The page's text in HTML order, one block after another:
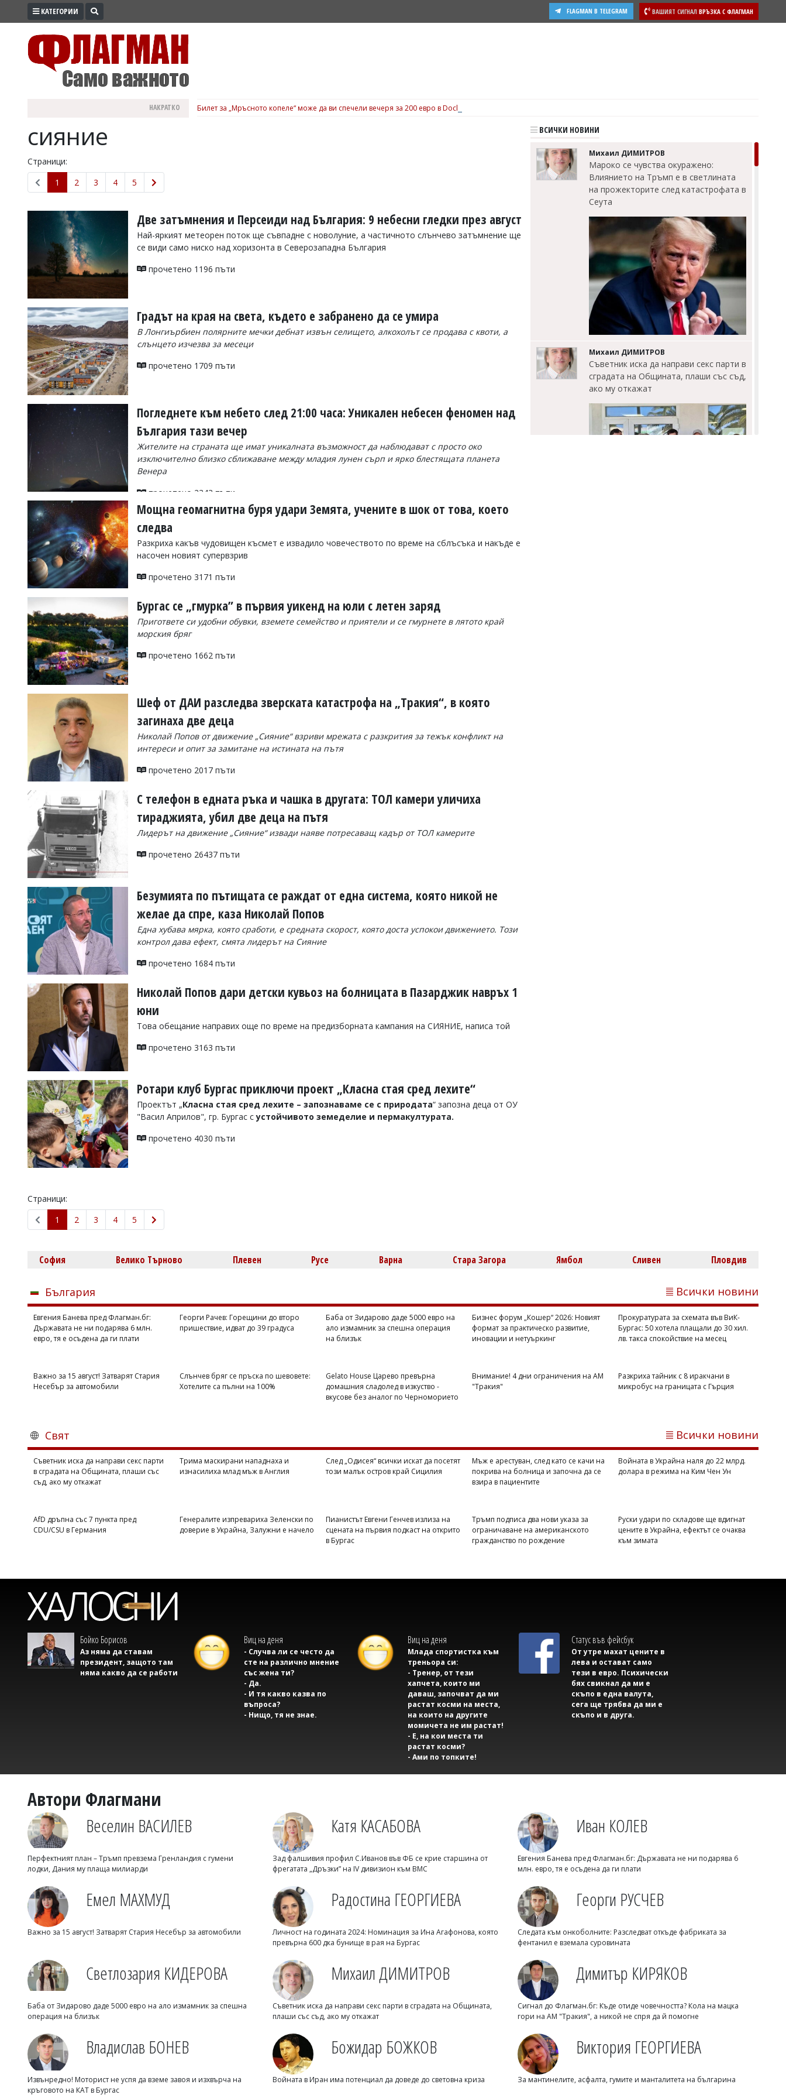
ПРОМО
ЗДРАВЕ
ПОЛИТИКА
ОБЩИНИ
ОБЩЕСТВО
ЛАЙФСТАЙЛ
УКРАЙНА
РАЗСЛЕДВАНЕ
БИЗНЕС
Управители:
Веселин
Василев,
v.vasilev@flagman.bg
Касабова,
k.kassabova@flagman.bg
Главен
редактор:
Колев,
office@flagman.bg
Коментарите
статиите
въвеждат
читателите
редакцията
отговорност
откриете
сигнализирайте
КАТЕГОРИИ ВАШИЯТ СИГНАЛ ВРЪЗКА С ФЛАГМАН
FLAGMAN В TELEGRAM
НАКРАТКО Билет за „Мръсното копеле“ може да ви спечели вечеря за 200 евро в Dock 5, вижте подробности
сияние
Страници:
1
2 3 4 5
Две затъмнения и Персеиди над България: 9 небесни гледки през август
Най-яркият метеорен поток ще съвпадне с новолуние, а частичното слънчево затъмнение ще
се види само ниско над хоризонта в Северозападна България
прочетено 1196 пъти
Градът на края на света, където е забранено да се умира
В Лонгиърбиен полярните мечки дебнат извън селището, алкохолът се продава с квоти, а
слънцето изчезва за месеци
прочетено 1709 пъти
Погледнете към небето след 21:00 часа: Уникален небесен феномен над
България тази вечер
Жителите на страната ще имат уникалната възможност да наблюдават с просто око
изключително близко сближаване между младия лунен сърп и ярко блестящата планета
Венера
прочетено 2343 пъти
Мощна геомагнитна буря удари Земята, учените в шок от това, което
следва
Разкриха какъв чудовищен късмет е извадило човечеството по време на сблъсъка и накъде е
насочен новият супервзрив
прочетено 3171 пъти
Бургас се „гмурка” в първия уикенд на юли с летен заряд
Пригответе си удобни обувки, вземете семейство и приятели и се гмурнете в лятото край
морския бряг
прочетено 1662 пъти
Шеф от ДАИ разследва зверската катастрофа на „Тракия“, в която
загинаха две деца
Николай Попов от движение „Сияние“ взриви мрежата с разкрития за тежък конфликт на
интереси и опит за замитане на истината на пътя
прочетено 2017 пъти
С телефон в едната ръка и чашка в другата: ТОЛ камери уличиха
тираджията, убил две деца на пътя
Лидерът на движение „Сияние“ извади наяве потресаващ кадър от ТОЛ камерите
прочетено 26437 пъти
Безумията по пътищата се раждат от една система, която никой не
желае да спре, каза Николай Попов
Една хубава мярка, която сработи, е средната скорост, която доста успокои движението. Този
контрол дава ефект, смята лидерът на Сияние
прочетено 1684 пъти
Николай Попов дари детски кувьоз на болницата в Пазарджик навръх 1
юни
Това обещание направих още по време на предизборната кампания на СИЯНИЕ, написа той
прочетено 3163 пъти
Ротари клуб Бургас приключи проект „Класна стая сред лехите“
Проектът „Класна стая сред лехите – запознаваме се с природата“ запозна деца от ОУ
"Васил Априлов", гр. Бургас сустойчивото земеделие и пермакултурата.
прочетено 4030 пъти
Страници:
1
2 3 4 5
ВСИЧКИ НОВИНИ
Михаил ДИМИТРОВ
Мароко се чувства окуражено:
Влиянието на Тръмп е в светлината
на прожекторите след катастрофата в
Сеута
Михаил ДИМИТРОВ
Съветник иска да направи секс парти в
сградата на Общината, плаши със съд,
ако му откажат
Несебър за автомобили
Хотелите са пълни на 100%
Димитър КИРЯКОВ
Внимание! 4 дни ограничения на АМ
Емел МАХМУД
покрива на болница и започна да се
взира в пациентите
София Велико Търново Плевен Русе Варна Стара Загора Ямбол Сливен Пловдив
България Всички новини
Евгения Банева пред Флагман.бг:
Държавата не ни подарява 6 млн.
евро, тя е осъдена да ги плати
Георги Рачев: Горещини до второ
пришествие, идват до 39 градуса
Баба от Зидарово даде 5000 евро на
ало измамник за спешна операция
на близък
Бизнес форум „Кошер“ 2026: Новият
формат за практическо развитие,
иновации и нетуъркинг
Прокуратурата за схемата във ВиК-
Бургас: 50 хотела плащали до 30 хил.
лв. такса спокойствие на месец
Важно за 15 август! Затварят Стария
Несебър за автомобили
Слънчев бряг се пръска по шевовете:
Хотелите са пълни на 100%
Gelato House Царево превърна
домашния сладолед в изкуство -
вкусове без аналог по Черноморието
Внимание! 4 дни ограничения на АМ
"Тракия"
Разкриха тайник с 8 иракчани в
микробус на границата с Гърция
Свят Всички новини
Съветник иска да направи секс парти
в сградата на Общината, плаши със
съд, ако му откажат
Трима маскирани нападнаха и
изнасилиха млад мъж в Англия
След „Одисея“ всички искат да посетят
този малък остров край Сицилия
Мъж е арестуван, след като се качи на
покрива на болница и започна да се
взира в пациентите
Войната в Украйна наля до 22 млрд.
долара в режима на Ким Чен Ун
AfD дръпна със 7 пункта пред
CDU/CSU в Германия
Генералите изпревариха Зеленски по
доверие в Украйна, Залужни е начело
Пианистът Евгени Генчев излиза на
сцената на първия подкаст на открито
в Бургас
Тръмп подписа два нови указа за
ограничаване на американското
гражданство по рождение
Руски удари по складове ще вдигнат
цените в Украйна, ефектът се очаква
към зимата
Бойко Борисов
Аз няма да ставам
президент, защото там
няма какво да се работи
Виц на деня
- Случва ли се често да
сте на различно мнение
със жена ти?
- Да.
- И тя какво казва по
въпроса?
- Нищо, тя не знае.
Виц на деня
Млада спортистка към
треньора си:
- Тренер, от тези
хапчета, които ми
даваш, започват да ми
растат косми на места,
на които на другите
момичета не им растат!
- Е, на кои места ти
растат косми?
- Ами по топките!
Статус във фейсбук
От утре махат цените в
лева и остават само
тези в евро. Психически
бях свикнал да ми е
скъпо в една валута,
сега ще трябва да ми е
скъпо и в друга.
Автори Флагмани
Веселин ВАСИЛЕВ
Перфектният план – Тръмп превзема Гренландия с гумени
лодки, Дания му плаща милиарди
Катя КАСАБОВА
Зад фалшивия профил С.Иванов във ФБ се крие старшина от
фрегатата „Дръзки” на IV дивизион към ВМС
Иван КОЛЕВ
Евгения Банева пред Флагман.бг: Държавата не ни подарява 6
млн. евро, тя е осъдена да ги плати
Емел МАХМУД
Важно за 15 август! Затварят Стария Несебър за автомобили
Радостина ГЕОРГИЕВА
Личност на годината 2024: Номинация за Ина Агафонова, която
превърна 600 дка бунище в рая на Бургас
Георги РУСЧЕВ
Следата към онкоболните: Разследват откъде фабриката за
фентанил е вземала суровината
Светлозария КИДЕРОВА
Баба от Зидарово даде 5000 евро на ало измамник за спешна
операция на близък
Михаил ДИМИТРОВ
Съветник иска да направи секс парти в сградата на Общината,
плаши със съд, ако му откажат
Димитър КИРЯКОВ
Сигнал до Флагман.бг: Къде отиде човечността? Кола на мацка
гори на АМ "Тракия", а никой не спря да й помогне
Владислав БОНЕВ
Извънредно! Моторист не успя да вземе завоя и изхвърча на
кръговото на КАТ в Бургас
Божидар БОЖКОВ
Войната в Иран има потенциал да доведе до световна криза
Виктория ГЕОРГИЕВА
За мантинелите, асфалта, гумите и манталитета на българина